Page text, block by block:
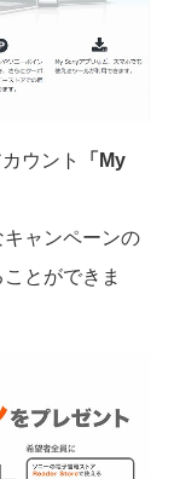
ウント
「My
ャンペーンの
とができま